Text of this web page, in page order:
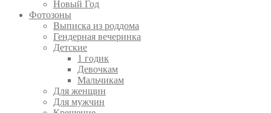
Новый Год
Фотозоны
Выписка из роддома
Гендерная вечеринка
Детские
1 годик
Девочкам
Мальчикам
Для женщин
Для мужчин